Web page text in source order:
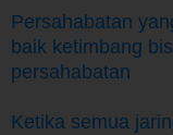
Persahabatan
baik ketimbang
persahabatan
Ketika semua